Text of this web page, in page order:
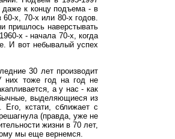
даже к концу подъема - в
х, 70-х или 80-х годов.
пришлось наверстывать
х - начала 70-х, когда
И вот небывалый успех
30 лет производит
них тоже год на год не
а у нас - как
выделяющиеся из
кстати, сближает с
(правда, уже не
жизни в 70 лет,
мы еще вернемся.